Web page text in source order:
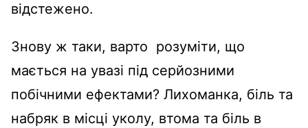
відстежено.
Знову ж таки, варто розуміти, що
мається на увазі під серйозними
побічними ефектами? Лихоманка, біль та
набряк в місці уколу, втома та біль в